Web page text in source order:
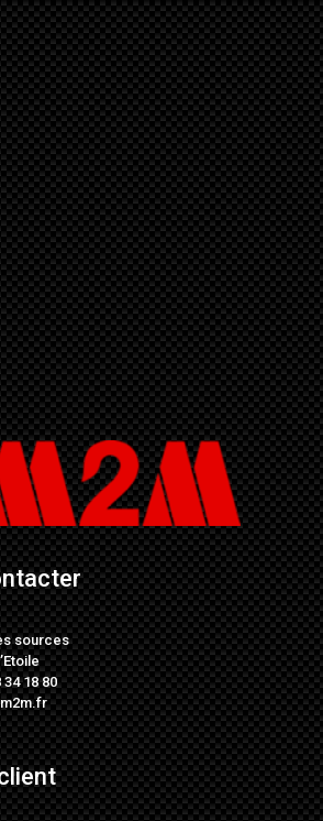
sources
34 18 80